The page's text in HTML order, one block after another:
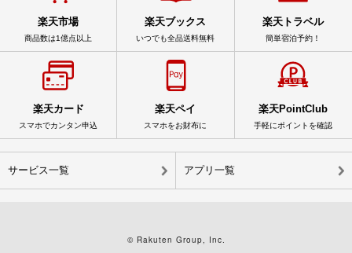
楽天市場
商品数は1億点以上
楽天ブックス
いつでも全品送料無料
楽天トラベル
簡単宿泊予約！
楽天カード
スマホでカンタン申込
楽天ペイ
スマホをお財布に
楽天PointClub
手軽にポイントを確認
サービス一覧 アプリ一覧
© Rakuten Group, Inc.